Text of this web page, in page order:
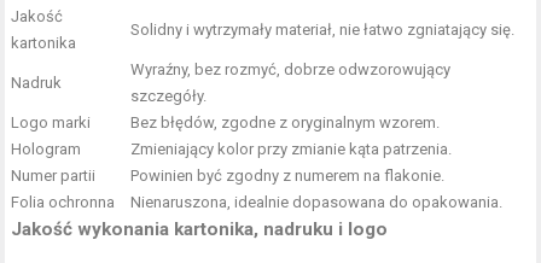
Jakość
kartonika
Solidny i wytrzymały materiał, nie łatwo zgniatający się.
Nadruk
Wyraźny, bez rozmyć, dobrze odwzorowujący
szczegóły.
Logo marki
Bez błędów, zgodne z oryginalnym wzorem.
Hologram
Zmieniający kolor przy zmianie kąta patrzenia.
Numer partii
Powinien być zgodny z numerem na flakonie.
Folia ochronna
Nienaruszona, idealnie dopasowana do opakowania.
Jakość wykonania kartonika, nadruku i logo